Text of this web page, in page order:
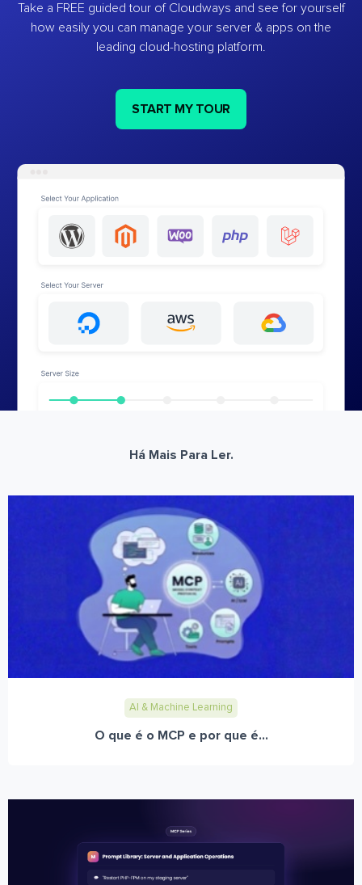
Take a FREE guided tour of Cloudways and see for yourself
how easily you can manage your server & apps on the
leading cloud-hosting platform.
START MY TOUR
Há Mais Para Ler.
AI & Machine Learning
O que é o MCP e por que é...